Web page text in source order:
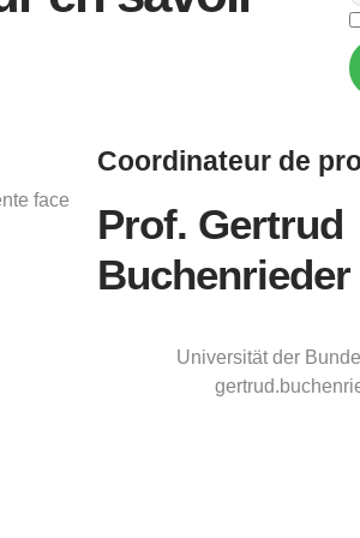
face
Coordinateur de
Prof. Gertrud
Buchenrieder
Universität der